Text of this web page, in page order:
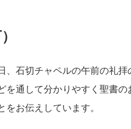
、石切チャペルの午前の礼
通して分かりやすく聖書
お伝えしています。